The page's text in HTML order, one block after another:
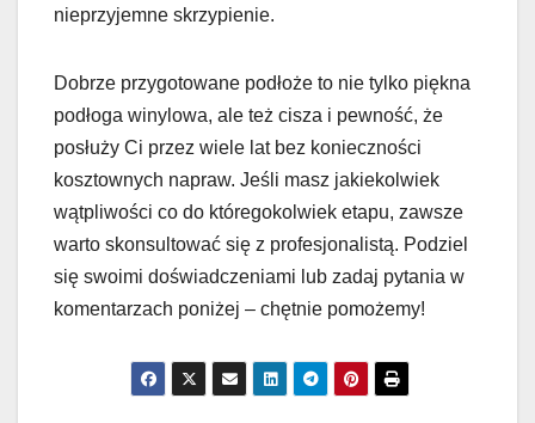
nieprzyjemne skrzypienie.
Dobrze przygotowane podłoże to nie tylko piękna
podłoga winylowa, ale też cisza i pewność, że
posłuży Ci przez wiele lat bez konieczności
kosztownych napraw. Jeśli masz jakiekolwiek
wątpliwości co do któregokolwiek etapu, zawsze
warto skonsultować się z profesjonalistą. Podziel
się swoimi doświadczeniami lub zadaj pytania w
komentarzach poniżej – chętnie pomożemy!